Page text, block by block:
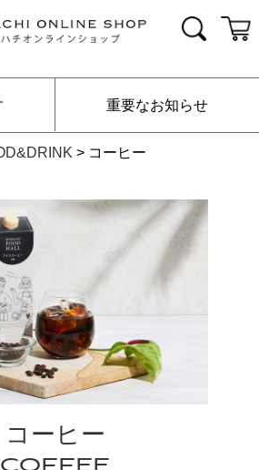
重要なお知らせ
コーヒー
コーヒー